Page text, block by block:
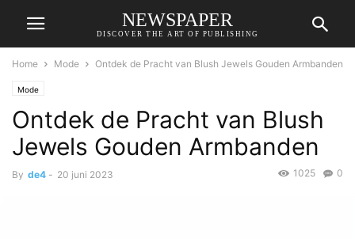
NEWSPAPER
DISCOVER THE ART OF PUBLISHING
Home Mode Ontdek de Pracht van Blush Jewels Gouden Armbanden
Mode
Ontdek de Pracht van Blush
Jewels Gouden Armbanden
By de4 - 20 juni 2023 0
1025